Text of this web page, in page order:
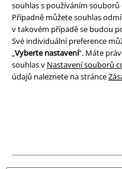
souhlas s používáním
Případně můžete souhlas
v takovém případě se budou
Své individuální preference
„Vyberte nastavení“. Máte
souhlas v Nastavení souborů
údajů naleznete na stránce
Likvidace odpadu a ochrana
Prohlášení o shodě
Informace o přístupnosti